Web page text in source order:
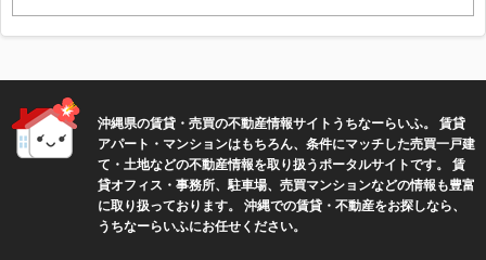
沖縄県の賃貸・売買の不動産情報サイトうちなーらいふ。 賃貸
アパート・マンションはもちろん、条件にマッチした売買一戸建
て・土地などの不動産情報を取り扱うポータルサイトです。 賃
貸オフィス・事務所、駐車場、売買マンションなどの情報も豊富
に取り扱っております。 沖縄での賃貸・不動産をお探しなら、
うちなーらいふにお任せください。